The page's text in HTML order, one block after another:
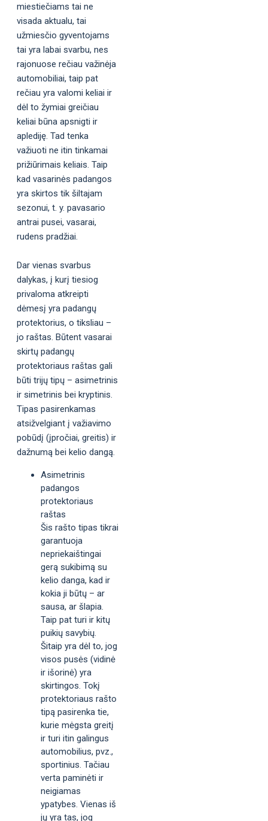
miestiečiams tai ne
visada aktualu, tai
užmiesčio gyventojams
tai yra labai svarbu, nes
rajonuose rečiau važinėja
automobiliai, taip pat
rečiau yra valomi keliai ir
dėl to žymiai greičiau
keliai būna apsnigti ir
aplediję. Tad tenka
važiuoti ne itin tinkamai
prižiūrimais keliais. Taip
kad vasarinės padangos
yra skirtos tik šiltajam
sezonui, t. y. pavasario
antrai pusei, vasarai,
rudens pradžiai.
Dar vienas svarbus
dalykas, į kurį tiesiog
privaloma atkreipti
dėmesį yra padangų
protektorius, o tiksliau –
jo raštas. Būtent vasarai
skirtų padangų
protektoriaus raštas gali
būti trijų tipų – asimetrinis
ir simetrinis bei kryptinis.
Tipas pasirenkamas
atsižvelgiant į važiavimo
pobūdį (įpročiai, greitis) ir
dažnumą bei kelio dangą.
Asimetrinis
padangos
protektoriaus
raštas
Šis rašto tipas tikrai
garantuoja
nepriekaištingai
gerą sukibimą su
kelio danga, kad ir
kokia ji būtų – ar
sausa, ar šlapia.
Taip pat turi ir kitų
puikių savybių.
Šitaip yra dėl to, jog
visos pusės (vidinė
ir išorinė) yra
skirtingos. Tokį
protektoriaus rašto
tipą pasirenka tie,
kurie mėgsta greitį
ir turi itin galingus
automobilius, pvz.,
sportinius. Tačiau
verta paminėti ir
neigiamas
ypatybes. Vienas iš
jų yra tas, jog